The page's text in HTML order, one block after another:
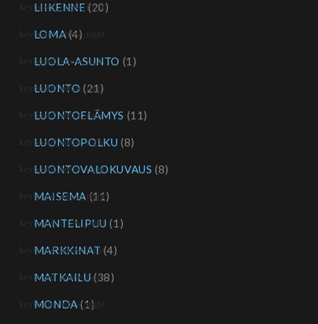
LIIKENNE (20)
LOMA (4)
LUOLA-ASUNTO (1)
LUONTO (21)
LUONTOELÄMYS (11)
LUONTOPOLKU (8)
LUONTOVALOKUVAUS (8)
MAISEMA (11)
MANTELIPUU (1)
MARKKINAT (4)
MATKAILU (38)
MONDA (1)